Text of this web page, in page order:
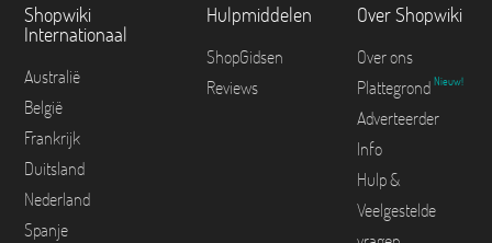
Shopwiki
Internationaal
Australië
België
Frankrijk
Duitsland
Nederland
Spanje
Hulpmiddelen
ShopGidsen
Reviews
Over Shopwiki
Over ons
Plattegrond Nieuw!
Adverteerder
Info
Hulp &
Veelgestelde